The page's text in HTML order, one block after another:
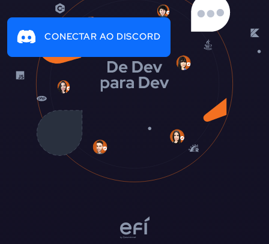
CONECTAR AO DISCORD